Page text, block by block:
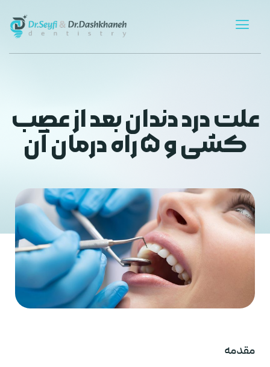
علت درد دندان بعد از عصب
کشی و ۵ راه‌ درمان آن
مقدمه